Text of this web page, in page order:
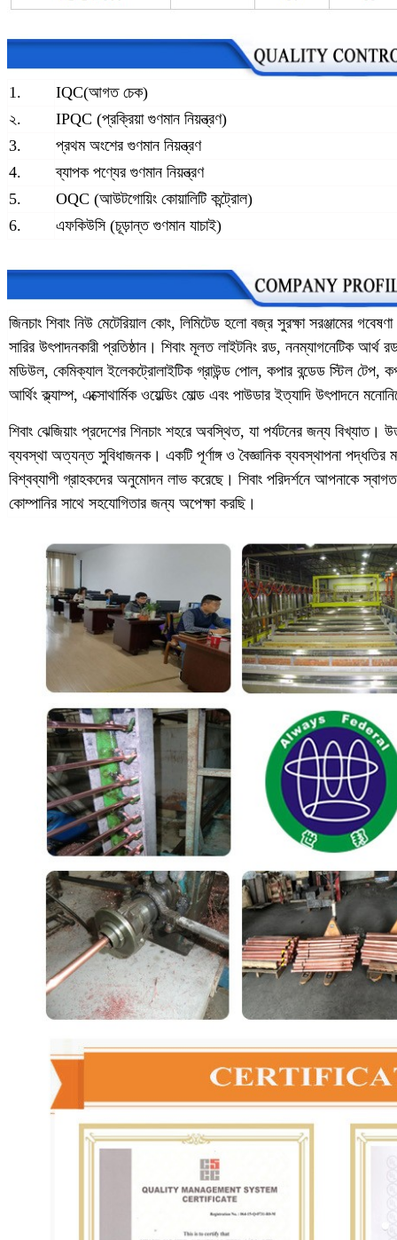
1.
IQC(আগত চেক)
২.
IPQC (প্রক্রিয়া গুণমান নিয়ন্ত্রণ)
3.
প্রথম অংশের গুণমান নিয়ন্ত্রণ
4.
ব্যাপক পণ্যের গুণমান নিয়ন্ত্রণ
5.
OQC (আউটগোয়িং কোয়ালিটি কন্ট্রোল)
6.
এফকিউসি (চূড়ান্ত গুণমান যাচাই)
জিনচাং শিবাং নিউ মেটেরিয়াল কোং, লিমিটেড হলো বজ্র সুরক্ষা সরঞ্জামের
সারির উৎপাদনকারী প্রতিষ্ঠান। শিবাং মূলত লাইটনিং রড, ননম্যাগনেটিক আর্থ
মডিউল, কেমিক্যাল ইলেকট্রোলাইটিক গ্রাউন্ড পোল, কপার বন্ডেড স্টিল টেপ,
আর্থিং ক্ল্যাম্প, এক্সোথার্মিক ওয়েল্ডিং মোল্ড এবং পাউডার ইত্যাদি উৎপাদনে
শিবাং ঝেজিয়াং প্রদেশের শিনচাং শহরে অবস্থিত, যা পর্যটনের জন্য বিখ্যাত।
ব্যবস্থা অত্যন্ত সুবিধাজনক। একটি পূর্ণাঙ্গ ও বৈজ্ঞানিক ব্যবস্থাপনা পদ্ধতির
বিশ্বব্যাপী গ্রাহকদের অনুমোদন লাভ করেছে। শিবাং পরিদর্শনে আপনাকে
কোম্পানির সাথে সহযোগিতার জন্য অপেক্ষা করছি।